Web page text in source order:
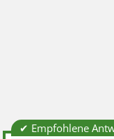
✔ Empfohlene